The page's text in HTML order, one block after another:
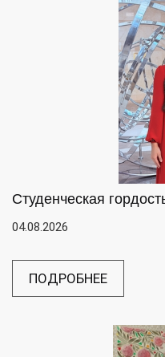
Студенческая
04.08.2026
ПОДРОБНЕЕ